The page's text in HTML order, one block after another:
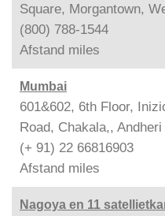
Square, Morgantown,
(800) 788-1544
Afstand miles
Mumbai
601&602, 6th Floor,
Road, Chakala,,
(+ 91) 22 66816903
Afstand miles
Nagoya en 11